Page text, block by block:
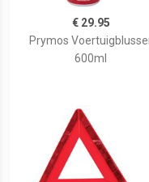
€ 29.95
Prymos
600ml